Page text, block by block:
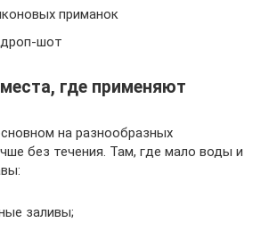
приманок
шот
где применяют
на разнообразных
без течения. Там, где мало воды и
заливы;